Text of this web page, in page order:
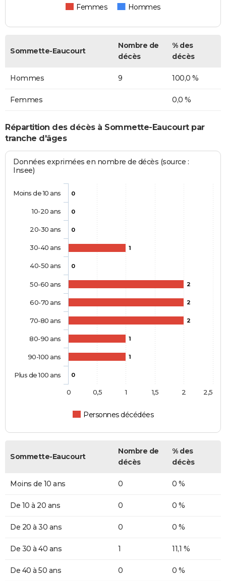
Femmes Hommes
Sommette-Eaucourt
Nombre de
décès
% des
décès
Hommes 9 100,0 %
Femmes 0,0 %
Répartition des décès à Sommette-Eaucourt par
tranche d'âges
Données exprimées en nombre de décès (source :
Insee)
0
0
0
1
0
2
2
2
1
1
0
Personnes décédées
Moins de 10 ans
10-20 ans
20-30 ans
30-40 ans
40-50 ans
50-60 ans
60-70 ans
70-80 ans
80-90 ans
90-100 ans
Plus de 100 ans
0 0,5 1 1,5 2 2,5
Sommette-Eaucourt
Nombre de
décès
% des
décès
Moins de 10 ans 0 0 %
De 10 à 20 ans 0 0 %
De 20 à 30 ans 0 0 %
De 30 à 40 ans 1 11,1 %
De 40 à 50 ans 0 0 %